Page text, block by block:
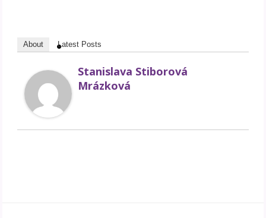
About Latest Posts
Stanislava Stiborová
Mrázková